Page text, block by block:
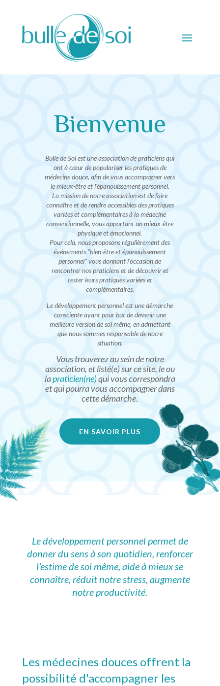
Bienvenue
Bulle de Soi est une association de praticiens qui
ont à cœur de populariser les pratiques de
médecine douce, afin de vous accompagner vers
le mieux-être et l'épanouissement personnel.
La mission de notre association est de faire
connaître et de rendre accessibles des pratiques
variées et complémentaires à la médecine
conventionnelle, vous apportant un mieux-être
physique et émotionnel.
Pour cela, nous proposons régulièrement des
événements "bien-être et épanouissement
personnel" vous donnant l'occasion de
rencontrer nos praticiens et de découvrir et
tester leurs pratiques variées et
complémentaires.
Le développement personnel est une démarche
consciente ayant pour but de devenir une
meilleure version de soi même, en admettant
que nous sommes responsable de notre
situation.
Vous trouverez au sein de notre
association, et listé(e) sur ce site, le ou
lapraticien(ne)qui vous correspondra
et qui pourra vous accompagner dans
cette démarche.
EN SAVOIR PLUS
Le développement personnel permet de
donner du sens à son quotidien, renforcer
l'estime de soi même, aide à mieux se
connaître, réduit notre stress, augmente
notre productivité.
Les médecines douces offrent la
possibilité d'accompagner les